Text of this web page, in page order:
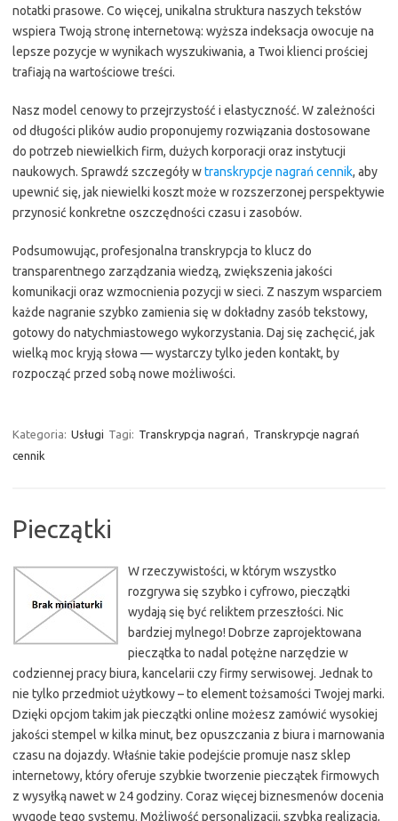
notatki prasowe. Co więcej, unikalna struktura naszych tekstów
wspiera Twoją stronę internetową: wyższa indeksacja owocuje na
lepsze pozycje w wynikach wyszukiwania, a Twoi klienci prościej
trafiają na wartościowe treści.
Nasz model cenowy to przejrzystość i elastyczność. W zależności
od długości plików audio proponujemy rozwiązania dostosowane
do potrzeb niewielkich firm, dużych korporacji oraz instytucji
naukowych. Sprawdź szczegóły wtranskrypcje nagrań cennik, aby
upewnić się, jak niewielki koszt może w rozszerzonej perspektywie
przynosić konkretne oszczędności czasu i zasobów.
Podsumowując, profesjonalna transkrypcja to klucz do
transparentnego zarządzania wiedzą, zwiększenia jakości
komunikacji oraz wzmocnienia pozycji w sieci. Z naszym wsparciem
każde nagranie szybko zamienia się w dokładny zasób tekstowy,
gotowy do natychmiastowego wykorzystania. Daj się zachęcić, jak
wielką moc kryją słowa — wystarczy tylko jeden kontakt, by
rozpocząć przed sobą nowe możliwości.
Kategoria: Usługi Tagi: Transkrypcja nagrań, Transkrypcje nagrań
cennik
Pieczątki
W rzeczywistości, w którym wszystko
rozgrywa się szybko i cyfrowo, pieczątki
wydają się być reliktem przeszłości. Nic
bardziej mylnego! Dobrze zaprojektowana
pieczątka to nadal potężne narzędzie w
codziennej pracy biura, kancelarii czy firmy serwisowej. Jednak to
nie tylko przedmiot użytkowy – to element tożsamości Twojej marki.
Dzięki opcjom takim jak pieczątki online możesz zamówić wysokiej
jakości stempel w kilka minut, bez opuszczania z biura i marnowania
czasu na dojazdy. Właśnie takie podejście promuje nasz sklep
internetowy, który oferuje szybkie tworzenie pieczątek firmowych
z wysyłką nawet w 24 godziny. Coraz więcej biznesmenów docenia
wygodę tego systemu. Możliwość personalizacji, szybka realizacja,